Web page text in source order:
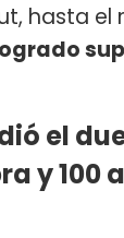
hasta el
el
y 100